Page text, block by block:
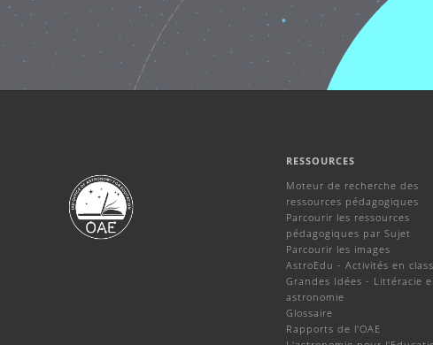
RESSOURCES
Moteur de recherche des
ressources pédagogiques
Parcourir les ressources
pédagogiques par Sujet
Parcourir les images
AstroEdu - Activités en
Grandes Idées - Littéracie
astronomie
Glossaire
Rapports de l'OAE